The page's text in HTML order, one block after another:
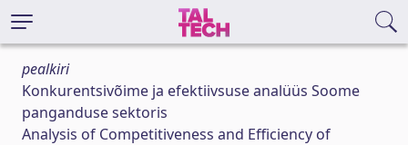
pealkiri
Konkurentsivõime ja efektiivsuse analüüs Soome
panganduse sektoris
Analysis of Competitiveness and Efficiency of